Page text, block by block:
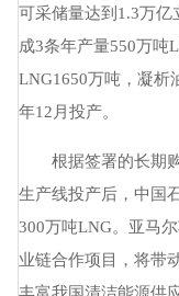
是目前全球在北极地
可采储量达到1.3万亿
成3条年产量550万吨
LNG1650万吨，凝析
根据签署的长期购
生产线投产后，中国
300万吨LNG。亚马